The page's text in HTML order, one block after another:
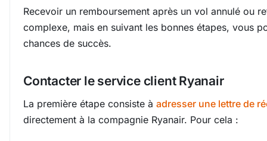
Recevoir un remboursement après un vol annulé ou
complexe, mais en suivant les bonnes étapes, vous
chances de succès.
Contacter le service client Ryanair
La première étape consiste à adresser une lettre de
directement à la compagnie Ryanair. Pour cela :